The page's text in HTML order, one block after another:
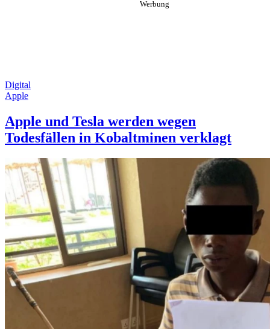
Digital
Apple
Apple und Tesla werden wegen
Todesfällen in Kobaltminen verklagt